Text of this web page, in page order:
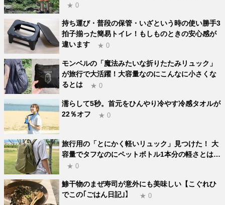
★ 0
持ち運び・普段の保管・いざという時の使い勝手3
拍子揃った簡易トイレ！もしものときの安心感が
違います
★ 0
モンベルの「魔法みたいな折りたたみリュック」
が旅行で大活躍！大容量なのにこんなに小さくな
るとは
★ 0
濡らして5秒。首元をひんやり冷やす冷感タオルが
22％オフ
★ 0
旅行用の「とにかく軽いリュック」見つけた！ 大
容量でタフなのにペットボトル1本分の軽さとは…
★ 0
鯵干物のまぜ寿司が意外にも美味しい【こぐれひ
でこの｢ごはん日記｣】
★ 0